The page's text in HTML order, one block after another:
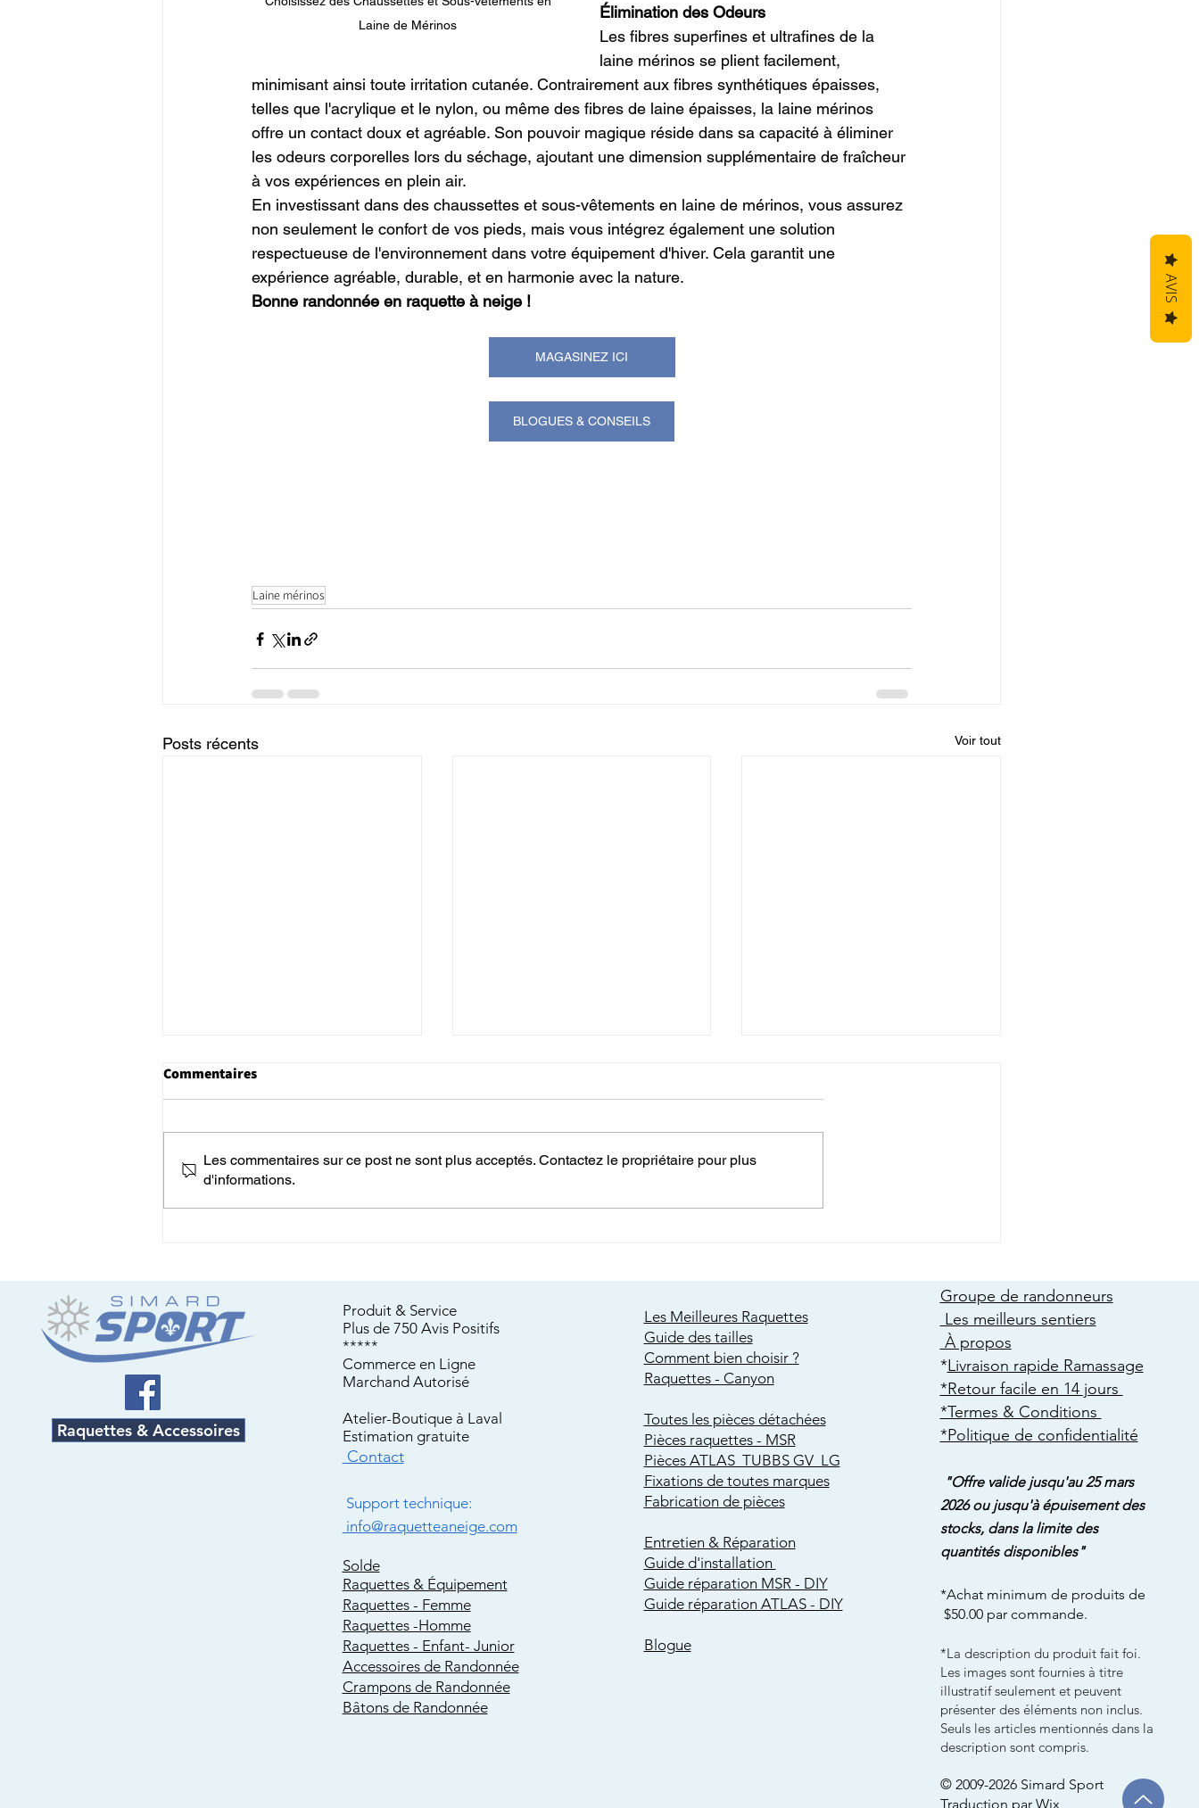
Laine de Mérinos
Élimination des Odeurs
Les fibres superfines et ultrafines de la
laine mérinos se plient facilement,
minimisant ainsi toute irritation cutanée. Contrairement aux fibres synthétiques épaisses,
telles que l'acrylique et le nylon, ou même des fibres de laine épaisses, la laine mérinos
offre un contact doux et agréable. Son pouvoir magique réside dans sa capacité à éliminer
les odeurs corporelles lors du séchage, ajoutant une dimension supplémentaire de fraîcheur
à vos expériences en plein air.
En investissant dans des chaussettes et sous-vêtements en laine de mérinos, vous assurez
non seulement le confort de vos pieds, mais vous intégrez également une solution
respectueuse de l'environnement dans votre équipement d'hiver. Cela garantit une
expérience agréable, durable, et en harmonie avec la nature.
Bonne randonnée en raquette à neige !
MAGASINEZ ICI
BLOGUES & CONSEILS
Laine mérinos
Posts récents Voir tout
Choisir le Meilleur
Comment Préparer Votre
Choisir entre Crampons &
Commentaires
Les commentaires sur ce post ne sont plus acceptés. Contactez le propriétaire pour plus
d'informations.
Raquettes & Accessoires
Produit & Service
Plus de 750 Avis Positifs
*****
Commerce en Ligne
Marchand Autorisé
Atelier-Boutique à Laval
Estimation gratuite
Contact
Support technique:
info@raquetteaneige.com
Solde
Raquettes & Équipement
Raquettes - Femme
Raquettes -Homme
Raquettes - Enfant- Junior
Accessoires de Randonnée
Crampons de Randonnée
Bâtons de Randonnée
Les Meilleures Raquettes
Guide des tailles
Comment bien choisir ?
Raquettes - Canyon
Toutes les pièces détachées
Pièces raquettes - MSR
Pièces ATLAS TUBBS GV LG
Fixations de toutes marques
Fabrication de pièces
Entretien & Réparation
Guide d'installation
Guide réparation MSR - DIY
Guide réparation ATLAS - DIY
Blogue
Groupe de randonneurs
Les meilleurs sentiers
À propos
​*Livraison rapide Ramassage
*Retour facile en 14 jours
*Termes & Conditions
*Politique de confidentialité
"Offre valide jusqu'au 25 mars
2026 ou jusqu'à épuisement des
stocks, dans la limite des
quantités disponibles"
*Achat minimum de produits de
$50.00 par commande.
*La description du produit fait foi.
Les images sont fournies à titre
illustratif seulement et peuvent
présenter des éléments non inclus.
Seuls les articles mentionnés dans la
description sont compris.
© 2009-2026 Simard Sport
Traduction par Wix ​
AVIS